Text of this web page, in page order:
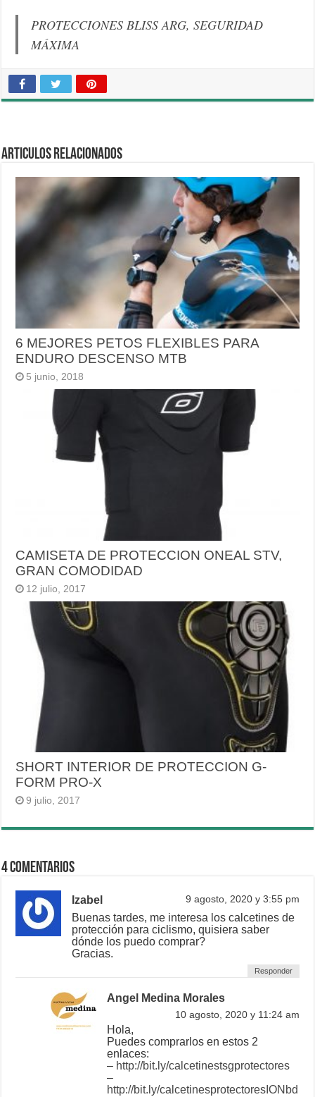
PROTECCIONES BLISS ARG, SEGURIDAD
MÁXIMA
Articulos relacionados
6 MEJORES PETOS FLEXIBLES PARA
ENDURO DESCENSO MTB
5 junio, 2018
CAMISETA DE PROTECCION ONEAL STV,
GRAN COMODIDAD
12 julio, 2017
SHORT INTERIOR DE PROTECCION G-
FORM PRO-X
9 julio, 2017
4 Comentarios
Izabel 9 agosto, 2020 y 3:55 pm
Buenas tardes, me interesa los calcetines de
protección para ciclismo, quisiera saber
dónde los puedo comprar?
Gracias.
Responder
Angel Medina Morales
10 agosto, 2020 y 11:24 am
Hola,
Puedes comprarlos en estos 2
enlaces:
– http://bit.ly/calcetinestsgprotectores
–
http://bit.ly/calcetinesprotectoresIONbd